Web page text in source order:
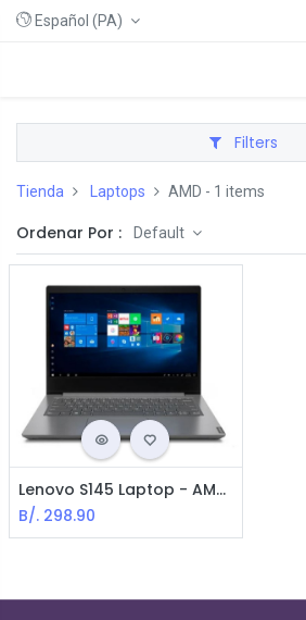
Español (PA)
Filters
Tienda Laptops AMD - 1 items
Ordenar Por : Default
Lenovo S145 Laptop - AMD Athlon 3020 / 14" LED / 8GB Ram / 500GB HDD / Win10 Home / Español / Gris
B/. 298.90